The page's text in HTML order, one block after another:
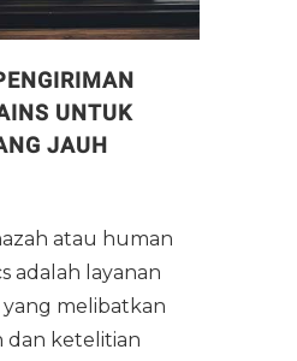
UNTUK
JAUH
atau human
adalah layanan
yang melibatkan
dan ketelitian